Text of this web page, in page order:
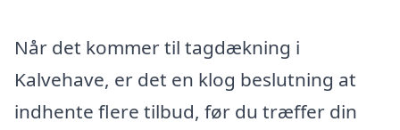
Når det kommer til tagdækning i
Kalvehave, er det en klog beslutning at
indhente flere tilbud, før du træffer din